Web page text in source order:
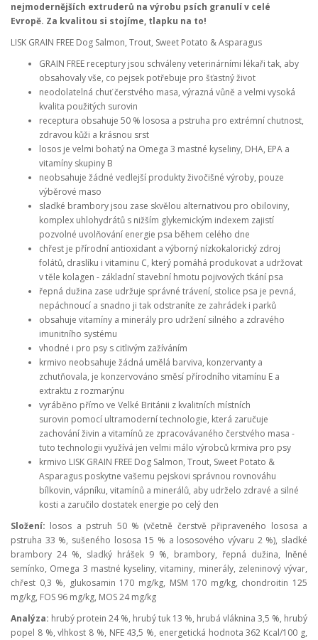
nejmodernějších extruderů na výrobu psích granulí v celé
Evropě. Za kvalitou si stojíme, tlapku na to!
LISK GRAIN FREE Dog Salmon, Trout, Sweet Potato & Asparagus
GRAIN FREE receptury jsou schváleny veterinárními lékaři tak, aby
obsahovaly vše, co pejsek potřebuje pro šťastný život
neodolatelná chuť čerstvého masa, výrazná vůně a velmi vysoká
kvalita použitých surovin
receptura obsahuje 50 % lososa a pstruha pro extrémní chutnost,
zdravou kůži a krásnou srst
losos je velmi bohatý na Omega 3 mastné kyseliny, DHA, EPA a
vitamíny skupiny B
neobsahuje žádné vedlejší produkty živočišné výroby, pouze
výběrové maso
sladké brambory jsou zase skvělou alternativou pro obiloviny,
komplex uhlohydrátů s nižším glykemickým indexem zajistí
pozvolné uvolňování energie psa během celého dne
chřest je přírodní antioxidant a výborný nízkokalorický zdroj
folátů, draslíku i vitaminu C, který pomáhá produkovat a udržovat
v těle kolagen - základní stavební hmotu pojivových tkání psa
řepná dužina zase udržuje správné trávení, stolice psa je pevná,
nepáchnoucí a snadno ji tak odstraníte ze zahrádek i parků
obsahuje vitamíny a minerály pro udržení silného a zdravého
imunitního systému
vhodné i pro psy s citlivým zažíváním
krmivo neobsahuje žádná umělá barviva, konzervanty a
zchutňovala, je konzervováno směsí přírodního vitamínu E a
extraktu z rozmarýnu
vyráběno přímo ve Velké Británii z kvalitních místních
surovin pomocí ultramoderní technologie, která zaručuje
zachování živin a vitamínů ze zpracovávaného čerstvého masa -
tuto technologii využívá jen velmi málo výrobců krmiva pro psy
krmivo LISK GRAIN FREE Dog Salmon, Trout, Sweet Potato &
Asparagus poskytne vašemu pejskovi správnou rovnováhu
bílkovin, vápníku, vitamínů a minerálů, aby udrželo zdravé a silné
kosti a zaručilo dostatek energie po celý den
Složení: losos a pstruh 50 % (včetně čerstvě připraveného lososa a
pstruha 33 %, sušeného lososa 15 % a lososového vývaru 2 %), sladké
brambory 24 %, sladký hrášek 9 %, brambory, řepná dužina, lněné
semínko, Omega 3 mastné kyseliny, vitaminy, minerály, zeleninový vývar,
chřest 0,3 %, glukosamin 170 mg/kg, MSM 170 mg/kg, chondroitin 125
mg/kg, FOS 96 mg/kg, MOS 24 mg/kg
Analýza: hrubý protein 24 %, hrubý tuk 13 %, hrubá vláknina 3,5 %, hrubý
popel 8 %, vlhkost 8 %, NFE 43,5 %, energetická hodnota 362 Kcal/100 g,